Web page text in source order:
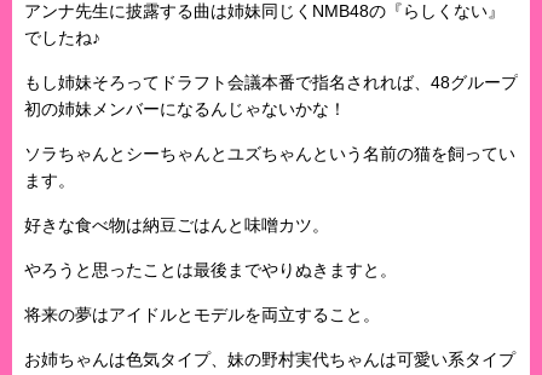
アンナ先生に披露する曲は姉妹同じくNMB48の『らしくない』
でしたね♪
もし姉妹そろってドラフト会議本番で指名されれば、48グループ
初の姉妹メンバーになるんじゃないかな！
ソラちゃんとシーちゃんとユズちゃんという名前の猫を飼ってい
ます。
好きな食べ物は納豆ごはんと味噌カツ。
やろうと思ったことは最後までやりぬきますと。
将来の夢はアイドルとモデルを両立すること。
お姉ちゃんは色気タイプ、妹の野村実代ちゃんは可愛い系タイプ